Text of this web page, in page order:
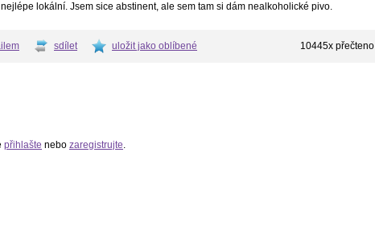
lokální. Jsem sice abstinent, ale sem tam si dám nealkoholické pivo.
sdílet uložit jako oblíbené 10445x přečteno
přihlašte nebo zaregistrujte.